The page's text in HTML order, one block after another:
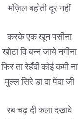
मंज़िल बहोती दूर नहीं
करके एक खून पसीना
खोटा वि बन्न जाये नगीना
फिर ता रेहँदी कोई कमी ना
मुल्ल सिरे डा दा पेंदा जी
रब चढ़ दी कला दखावे